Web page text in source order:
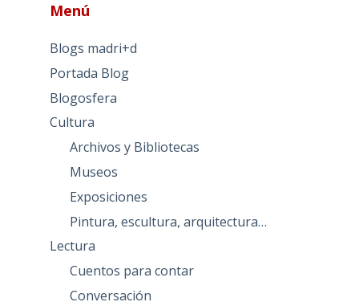
Menú
Blogs madri+d
Portada Blog
Blogosfera
Cultura
Archivos y Bibliotecas
Museos
Exposiciones
Pintura, escultura, arquitectura…
Lectura
Cuentos para contar
Conversación